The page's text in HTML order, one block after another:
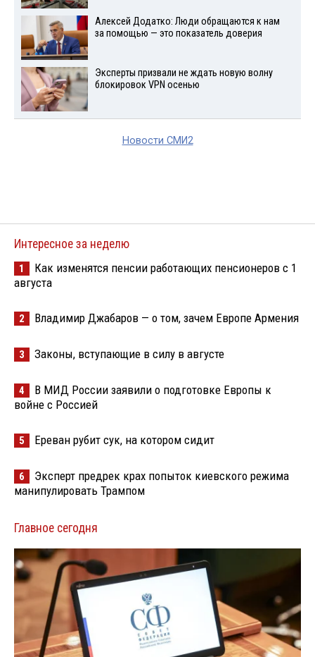
Алексей Додатко: Люди обращаются к нам
за помощью — это показатель доверия
Эксперты призвали не ждать новую волну
блокировок VPN осенью
Новости СМИ2
Интересное за неделю
1
Как изменятся пенсии работающих пенсионеров с 1
августа
2 Владимир Джабаров — о том, зачем Европе Армения
3 Законы, вступающие в силу в августе
4
В МИД России заявили о подготовке Европы к
войне с Россией
5 Ереван рубит сук, на котором сидит
6
Эксперт предрек крах попыток киевского режима
манипулировать Трампом
Главное сегодня